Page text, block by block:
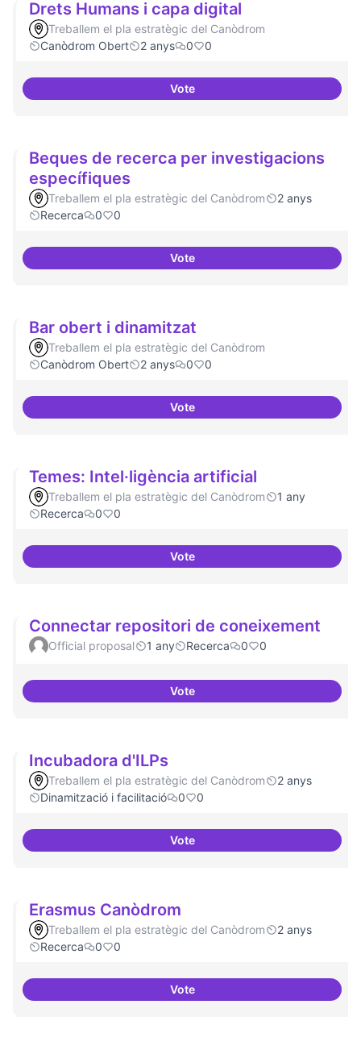
Drets Humans i capa digital
Treballem el pla estratègic del Canòdrom
Canòdrom Obert
2 anys 0 0
VoteDrets Humans i capa digital
Beques de recerca per investigacions
específiques
Treballem el pla estratègic del Canòdrom
2 anys
Recerca
0 0
VoteBeques de recerca per
Bar obert i dinamitzat
Treballem el pla estratègic del Canòdrom
Canòdrom Obert
2 anys 0 0
VoteBar obert i dinamitzat
Temes: Intel·ligència artificial
Treballem el pla estratègic del Canòdrom
1 any
Recerca
0 0
VoteTemes: Intel·ligència artificial
Connectar repositori de coneixement
Official proposal 1 any Recerca 0 0
VoteConnectar repositori de
Incubadora d'ILPs
Treballem el pla estratègic del Canòdrom
2 anys
Dinamització i facilitació
0 0
VoteIncubadora d'ILPs
Erasmus Canòdrom
Treballem el pla estratègic del Canòdrom
2 anys
Recerca
0 0
VoteErasmus Canòdrom